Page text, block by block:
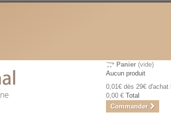
Panier (vide)
Aucun produit
0,01€ dès 29€ d'achat
0,00 € Total
Commander